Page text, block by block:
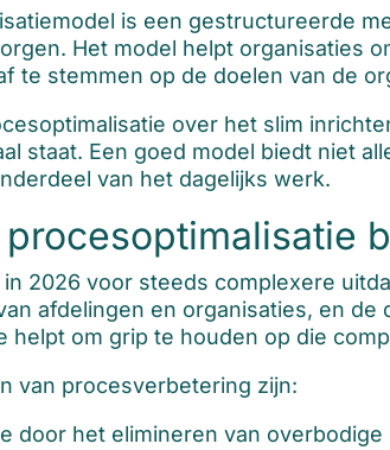
is een gestructureerde
Het model helpt organisaties
te stemmen op de doelen van de
over het slim
staat. Een goed model biedt niet
van het dagelijks werk.
procesoptimalisatie
in 2026 voor steeds complexere
afdelingen en organisaties, en
helpt om grip te houden op die
van procesverbetering zijn:
door het elimineren van